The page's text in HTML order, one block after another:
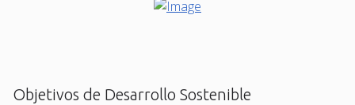
Objetivos de Desarrollo Sostenible